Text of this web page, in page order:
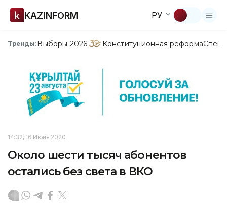
KAZINFORM РУ
Тренды:Выборы-2026 Конституционная реформа
14:32, 16 Июня 2020
Около шести тысяч абонентов
остались без света в ВКО